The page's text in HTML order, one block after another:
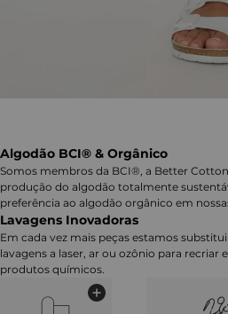
Algodão BCI® & Orgânico
Somos membros da BCI®, a Better
produção do algodão totalmente
preferência ao algodão orgânico em
Lavagens Inovadoras
Em cada vez mais peças estamos
lavagens a laser, ar ou ozônio para
produtos químicos.